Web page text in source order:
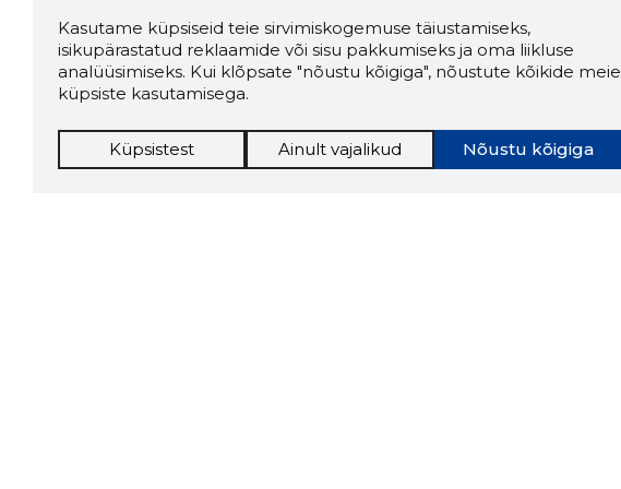
Kasutame küpsiseid teie sirvimiskogemuse täiustamiseks,
isikupärastatud reklaamide või sisu pakkumiseks ja oma liikluse
analüüsimiseks. Kui klõpsate "nõustu kõigiga", nõustute kõikide meie
küpsiste kasutamisega.
Nõustu kõigiga
Küpsistest Ainult vajalikud